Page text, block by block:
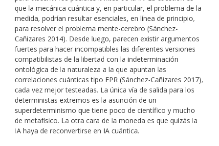
que la mecánica cuántica y, en particular, el problema de la
medida, podrían resultar esenciales, en línea de principio,
para resolver el problema mente-cerebro (Sánchez-
Cañizares 2014). Desde luego, parecen existir argumentos
fuertes para hacer incompatibles las diferentes versiones
compatibilistas de la libertad con la indeterminación
ontológica de la naturaleza a la que apuntan las
correlaciones cuánticas tipo EPR (Sánchez-Cañizares 2017),
cada vez mejor testeadas. La única vía de salida para los
deterministas extremos es la asunción de un
superdeterminismo que tiene poco de científico y mucho
de metafísico. La otra cara de la moneda es que quizás la
IA haya de reconvertirse en IA cuántica.